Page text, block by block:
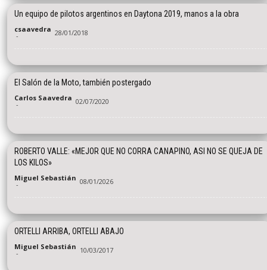
Un equipo de pilotos argentinos en Daytona 2019, manos a la obra
csaavedra
- 28/01/2018
El Salón de la Moto, también postergado
Carlos Saavedra
- 02/07/2020
ROBERTO VALLE: «MEJOR QUE NO CORRA CANAPINO, ASI NO SE QUEJA DE
LOS KILOS»
Miguel Sebastián
- 08/01/2026
ORTELLI ARRIBA, ORTELLI ABAJO
Miguel Sebastián
- 10/03/2017